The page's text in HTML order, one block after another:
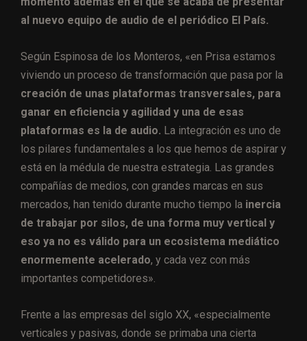
al nuevo equipo de audio de el periódico El País.
Según Espinosa de los Monteros, «en Prisa estamos
viviendo un proceso de transformación que pasa por la
creación de unas plataformas transversales, para
ganar en eficiencia y agilidad y una de esas
plataformas es la de audio. La integración es uno de
los pilares fundamentales a los que hemos de aspirar y
está en la médula de nuestra estrategia. Las grandes
compañías de medios, con grandes marcas en sus
mercados, han tenido durante mucho tiempo la inercia
de trabajar por silos, de una forma muy vertical y
eso ya no es válido para un ecosistema mediático
enormemente acelerado, y cada vez con más
importantes competidores».
Frente a las empresas del siglo XX, «especialmente
verticales y pasivas, donde se primaba una cierta